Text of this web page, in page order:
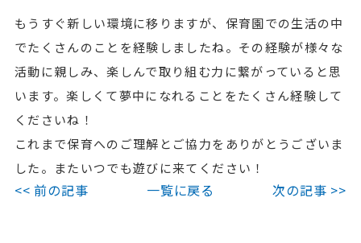
もうすぐ新しい環境に移りますが、保育園での生活の中
でたくさんのことを経験しましたね。その経験が様々な
活動に親しみ、楽しんで取り組む力に繋がっていると思
います。楽しくて夢中になれることをたくさん経験して
くださいね！
これまで保育へのご理解とご協力をありがとうございま
した。またいつでも遊びに来てください！
<< 前の記事 一覧に戻る 次の記事 >>